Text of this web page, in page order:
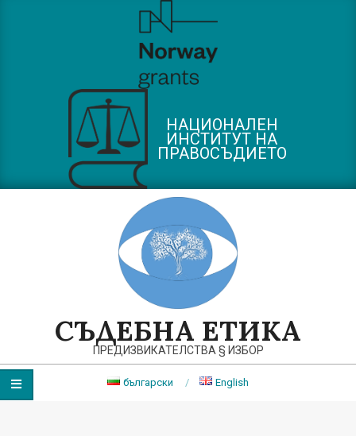
НАЦИОНАЛЕН
ИНСТИТУТ НА
ПРАВОСЪДИЕТО
СЪДЕБНА ЕТИКА
ПРЕДИЗВИКАТЕЛСТВА § ИЗБОР
български English